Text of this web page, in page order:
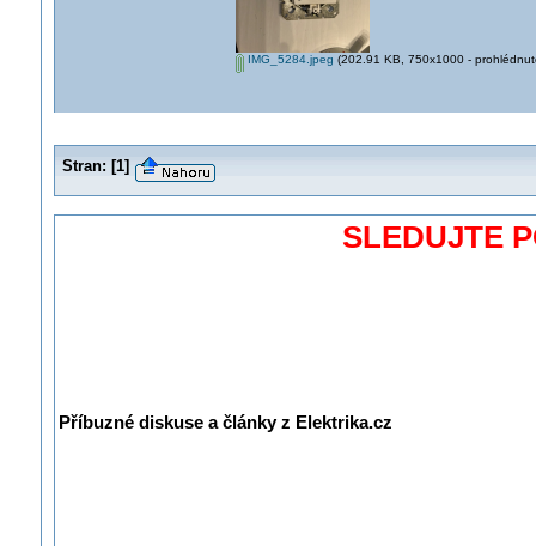
IMG_5284.jpeg (202.91 KB, 750x1000 -
Stran: [1]
SLEDUJTE
Příbuzné diskuse a články z Elektrika.cz